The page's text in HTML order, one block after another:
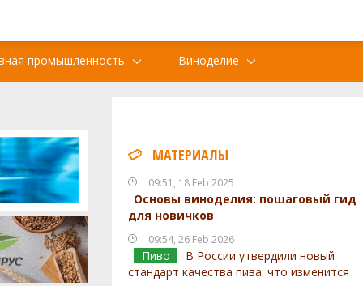
промышленность Виноделие
МАТЕРИАЛЫ
09:51, 18 Feb 2025
Основы виноделия: пошаговый гид
для новичков
09:54, 26 Feb 2026
Пиво
В России утвердили новый
стандарт качества пива: что изменится